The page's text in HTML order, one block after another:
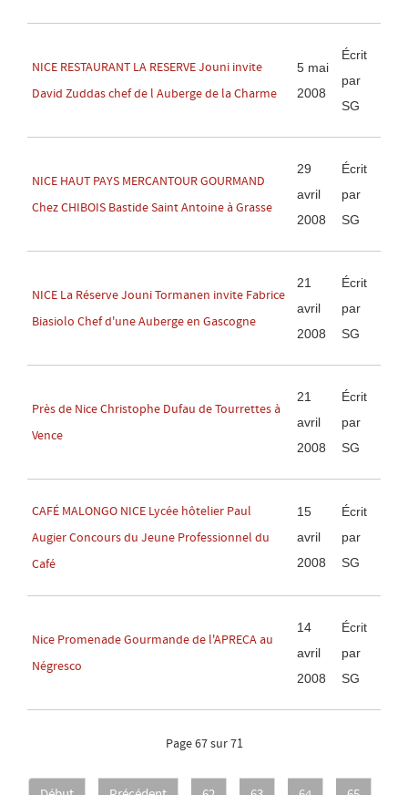
NICE RESTAURANT LA RESERVE Jouni invite
David Zuddas chef de l Auberge de la Charme
5 mai
2008
Écrit
par
SG
NICE HAUT PAYS MERCANTOUR GOURMAND
Chez CHIBOIS Bastide Saint Antoine à Grasse
29
avril
2008
Écrit
par
SG
NICE La Réserve Jouni Tormanen invite Fabrice
Biasiolo Chef d'une Auberge en Gascogne
21
avril
2008
Écrit
par
SG
Près de Nice Christophe Dufau de Tourrettes à
Vence
21
avril
2008
Écrit
par
SG
CAFÉ MALONGO NICE Lycée hôtelier Paul
Augier Concours du Jeune Professionnel du
Café
15
avril
2008
Écrit
par
SG
Nice Promenade Gourmande de l'APRECA au
Négresco
14
avril
2008
Écrit
par
SG
Page 67 sur 71